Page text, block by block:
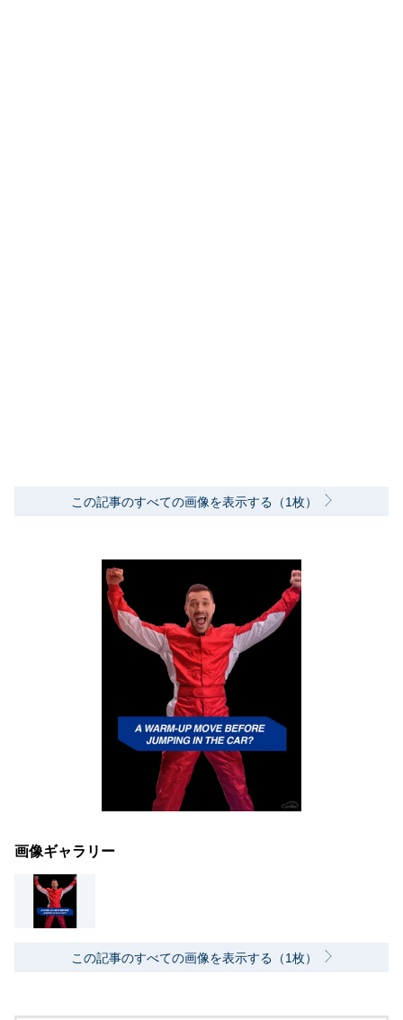
この記事のすべての画像を表示する（1枚）
画像ギャラリー
この記事のすべての画像を表示する（1枚）